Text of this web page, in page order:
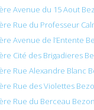
Avenue du 15 Aout
Rue du Professeur
Avenue de l’Entente
Cité des Brigadieres
Rue Alexandre Blanc
Rue des Violettes
Rue du Berceau